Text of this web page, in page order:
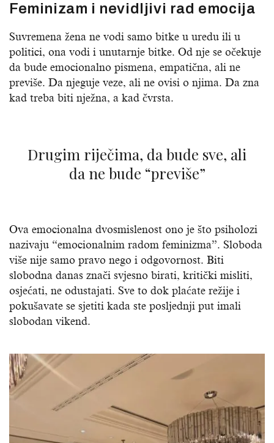
Feminizam i nevidljivi rad emocija
Suvremena žena ne vodi samo bitke u uredu ili u
politici, ona vodi i unutarnje bitke. Od nje se očekuje
da bude emocionalno pismena, empatična, ali ne
previše. Da njeguje veze, ali ne ovisi o njima. Da zna
kad treba biti nježna, a kad čvrsta.
Drugim riječima, da bude sve, ali
da ne bude “previše”
Ova emocionalna dvosmislenost ono je što psiholozi
nazivaju “emocionalnim radom feminizma”. Sloboda
više nije samo pravo nego i odgovornost. Biti
slobodna danas znači svjesno birati, kritički misliti,
osjećati, ne odustajati. Sve to dok plaćate režije i
pokušavate se sjetiti kada ste posljednji put imali
slobodan vikend.